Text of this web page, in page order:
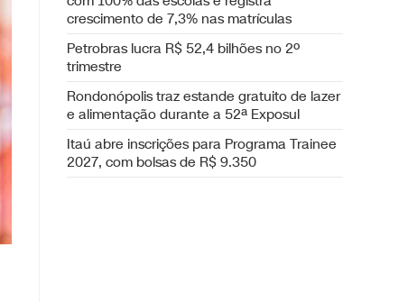
crescimento de 7,3% nas matrículas
Petrobras lucra R$ 52,4 bilhões no 2º
trimestre
Rondonópolis traz estande gratuito de lazer
e alimentação durante a 52ª Exposul
Itaú abre inscrições para Programa Trainee
2027, com bolsas de R$ 9.350